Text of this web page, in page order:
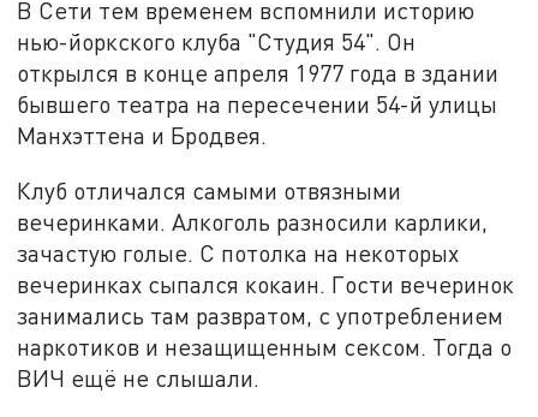
В Сети тем временем вспомнили историю
нью-йоркского клуба "Студия 54". Он
открылся в конце апреля 1977 года в здании
бывшего театра на пересечении 54-й улицы
Манхэттена и Бродвея.
Клуб отличался самыми отвязными
вечеринками. Алкоголь разносили карлики,
зачастую голые. С потолка на некоторых
вечеринках сыпался кокаин. Гости вечеринок
занимались там развратом, с употреблением
наркотиков и незащищенным сексом. Тогда о
ВИЧ ещё не слышали.